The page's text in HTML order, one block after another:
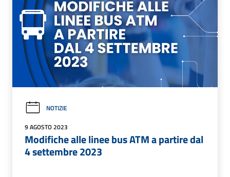
NOTIZIE
9 AGOSTO 2023
Modifiche alle linee bus ATM a partire dal
4 settembre 2023